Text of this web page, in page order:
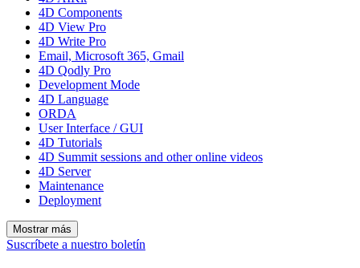
4D Components
4D View Pro
4D Write Pro
Email, Microsoft 365, Gmail
4D Qodly Pro
Development Mode
4D Language
ORDA
User Interface / GUI
4D Tutorials
4D Summit sessions and other online videos
4D Server
Maintenance
Deployment
Mostrar más
Suscríbete a nuestro boletín